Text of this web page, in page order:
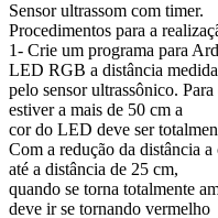
Sensor ultrassom com timer.
Procedimentos para a
1- Crie um programa para
LED RGB a distância medida
pelo sensor ultrassônico.
estiver a mais de 50 cm a
cor do LED deve ser
Com a redução da distância
até a distância de 25 cm,
quando se torna totalmente
deve ir se tornando vermelho